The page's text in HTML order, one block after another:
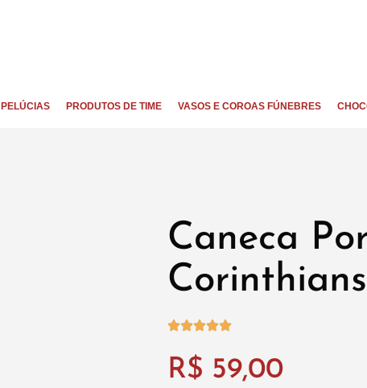
PELÚCIAS PRODUTOS DE TIME VASOS E COROAS FÚNEBRES
Caneca
Corinthians
R$ 59,00